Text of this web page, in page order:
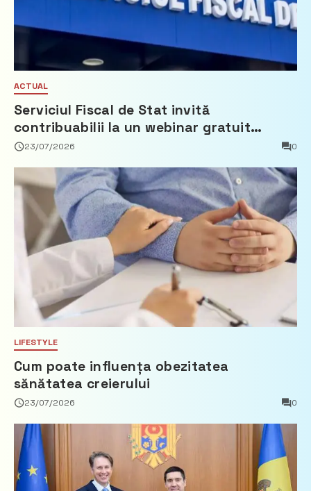
ACTUAL
Serviciul Fiscal de Stat invită
contribuabilii la un webinar gratuit
privind calculul impozitului pe bunurile
23/07/2026 0
LIFESTYLE
Cum poate influența obezitatea
sănătatea creierului
23/07/2026 0